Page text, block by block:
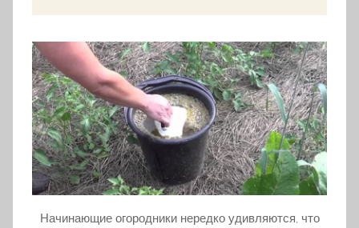
Начинающие огородники нередко удивляются, что